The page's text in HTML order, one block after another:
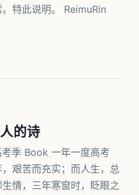
特此说明。 ReimuRin
的诗
季 Book 一年一度高考
艰苦而充实；而人生，总
情，三年寒窗时，眨眼之